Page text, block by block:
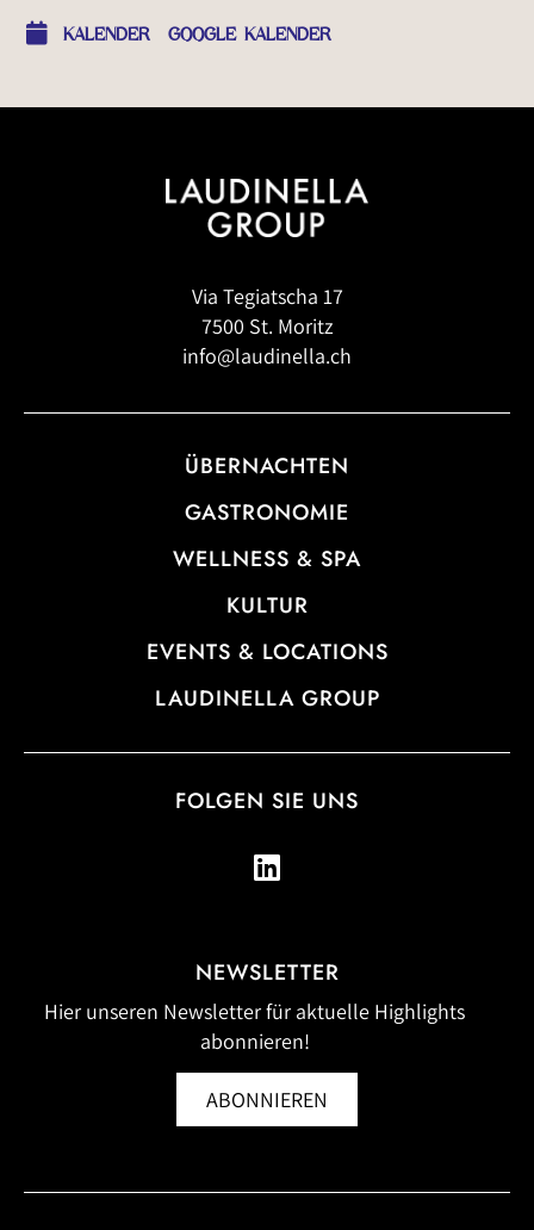
KALENDER GOOGLE KALENDER
Via Tegiatscha 17
7500 St. Moritz
info@laudinella.ch
ÜBERNACHTEN
GASTRONOMIE
WELLNESS & SPA
KULTUR
EVENTS & LOCATIONS
LAUDINELLA GROUP
FOLGEN SIE UNS
NEWSLETTER
Hier unseren Newsletter für aktuelle Highlights
abonnieren!
ABONNIEREN